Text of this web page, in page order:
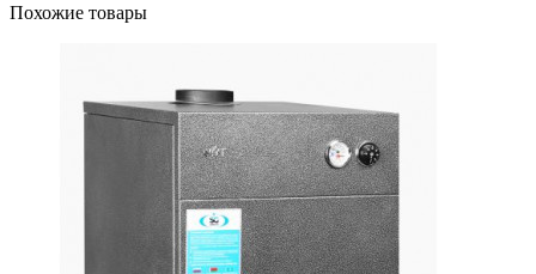
Похожие товары